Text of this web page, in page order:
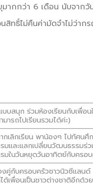
ากกว่า 6 เดือน นับจากวั
สิทธิ์ไม่คืนค่ามัดจำไม่ว่าก
บบสนุก ร่วมห้องเรียนกับเพื่อ
มารถไปเรียนรวมได้ค่ะ)
กเลิกเรียน พาน้องๆ ไปทัศน
มและแลกเปลี่ยนวัฒนธรรมร่
มในวันหยุดวันอาทิตย์กับครอ
คู่กับครอบครัวชาวนิวซีแลนด์
ด้เพื่อนเป็นชาวต่างชาติอีกด้วย